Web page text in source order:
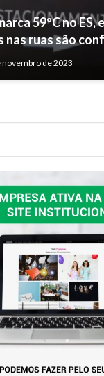
59ºC no ES,
nas ruas são
novembro de 2023